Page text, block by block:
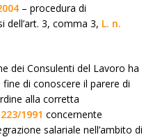
– procedura di
dell’art. 3, comma 3, L. n.
dei Consulenti del Lavoro ha
di conoscere il parere di
alla corretta
1991 concernente
salariale nell’ambito di